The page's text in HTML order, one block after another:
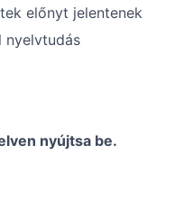
előnyt jelentenek
nyelvtudás
nyújtsa be.